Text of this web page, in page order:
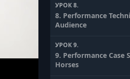
УРОК 8.
8. Performance
Audience
УРОК 9.
9. Performance Case
Horses